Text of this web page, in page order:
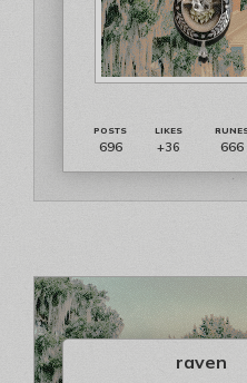
696 +36 666
raven